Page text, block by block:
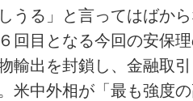
うる」と言ってはばか
回目となる今回の安保
輸出を封鎖し、金融取
米中外相が「最も強度